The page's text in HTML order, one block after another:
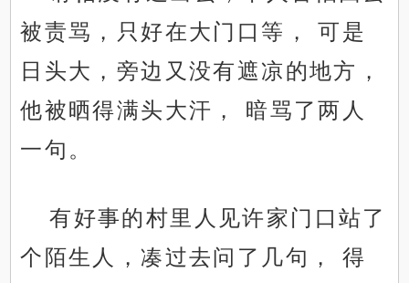
被责骂，只好在大门口等， 可是
日头大，旁边又没有遮凉的地方，
他被晒得满头大汗， 暗骂了两人
一句。
有好事的村里人见许家门口站了
个陌生人，凑过去问了几句， 得